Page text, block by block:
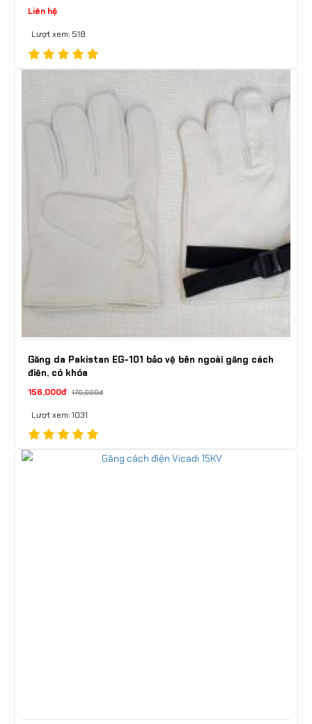
Liên hệ
Lượt xem: 518
Găng da Pakistan EG-101 bảo vệ bên ngoài găng cách
điện, có khóa
156,000đ 170,000đ
Lượt xem: 1031